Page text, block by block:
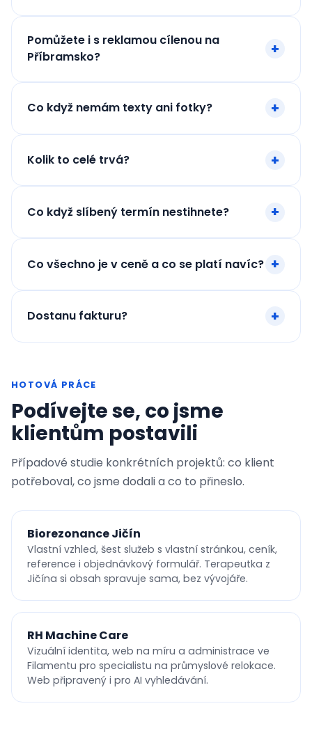
Pomůžete i s reklamou cílenou na
Příbramsko?
Co když nemám texty ani fotky?
Kolik to celé trvá?
Co když slíbený termín nestihnete?
Co všechno je v ceně a co se platí navíc?
Dostanu fakturu?
HOTOVÁ PRÁCE
Podívejte se, co jsme
klientům postavili
Případové studie konkrétních projektů: co klient
potřeboval, co jsme dodali a co to přineslo.
Biorezonance Jičín
Vlastní vzhled, šest služeb s vlastní stránkou, ceník,
reference i objednávkový formulář. Terapeutka z
Jičína si obsah spravuje sama, bez vývojáře.
RH Machine Care
Vizuální identita, web na míru a administrace ve
Filamentu pro specialistu na průmyslové relokace.
Web připravený i pro AI vyhledávání.